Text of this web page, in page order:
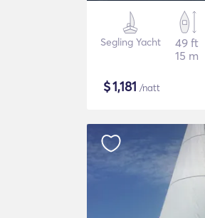
Segling Yacht
49 ft
15 m
$1,181 /natt